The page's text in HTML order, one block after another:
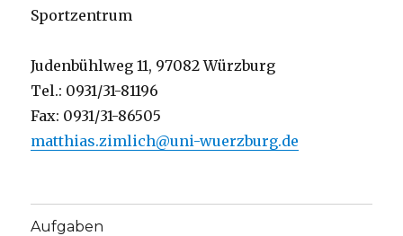
Sportzentrum
Judenbühlweg 11, 97082 Würzburg
Tel.: 0931/31-81196
Fax: 0931/31-86505
matthias.zimlich@uni-wuerzburg.de
Aufgaben